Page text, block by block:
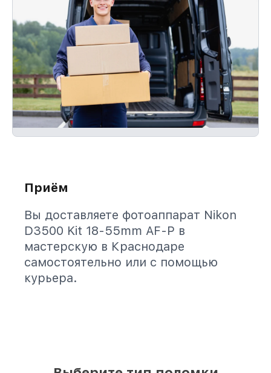
Приём
Вы доставляете фотоаппарат Nikon
D3500 Kit 18-55mm AF-P в
мастерскую в Краснодаре
самостоятельно или с помощью
курьера.